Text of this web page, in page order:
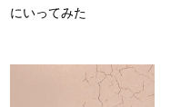
にいってみた